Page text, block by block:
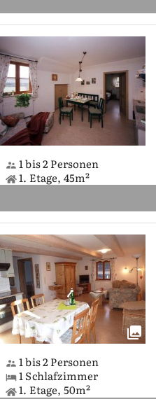
1 bis 2 Personen
1. Etage, 45m²
1 bis 2 Personen
1 Schlafzimmer
1. Etage, 50m²